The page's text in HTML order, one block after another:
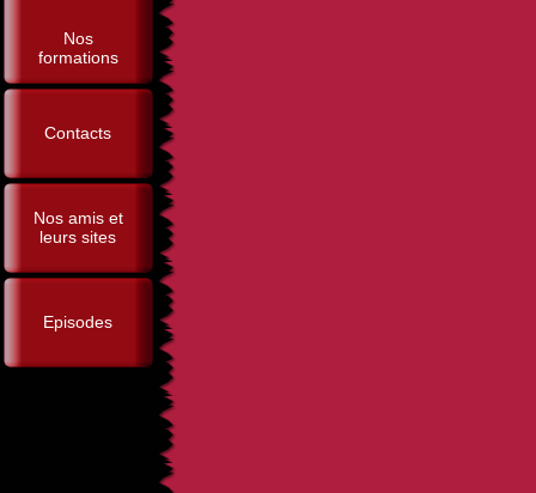
Nos
formations
Contacts
Nos amis et
leurs sites
Episodes